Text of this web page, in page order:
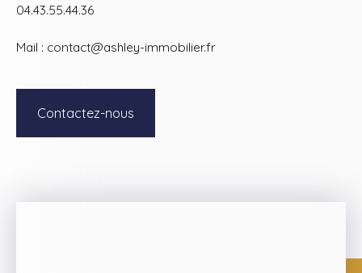
04.43.55.44.36
Mail : contact@ashley-immobilier.fr
Contactez-nous